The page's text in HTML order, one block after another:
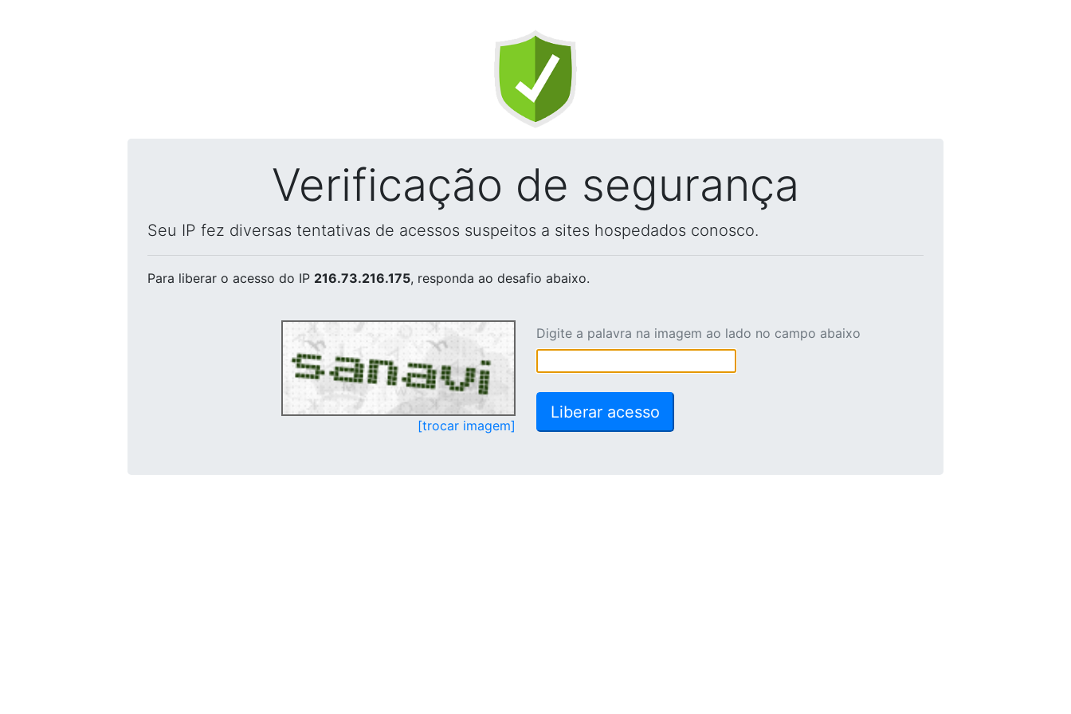
Verificação de segurança
Seu IP fez diversas tentativas de acessos suspeitos a sites hospedados conosco.
Para liberar o acesso do IP 216.73.216.175, responda ao desafio abaixo.
[trocar imagem]
Digite a palavra na imagem ao lado no campo abaixo